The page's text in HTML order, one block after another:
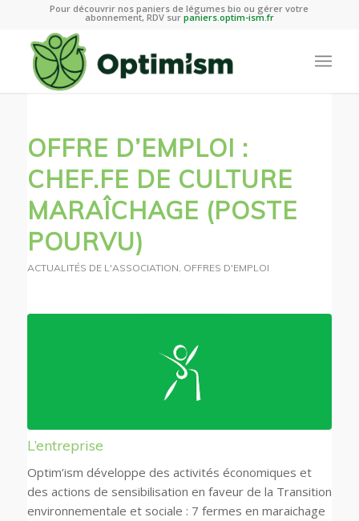
Pour découvrir nos paniers de légumes bio ou gérer votre
abonnement, RDV sur paniers.optim-ism.fr
OFFRE D’EMPLOI :
CHEF.FE DE CULTURE
MARAÎCHAGE (POSTE
POURVU)
ACTUALITÉS DE L'ASSOCIATION, OFFRES D'EMPLOI
L’entreprise
Optim’ism développe des activités économiques et
des actions de sensibilisation en faveur de la Transition
environnementale et sociale : 7 fermes en maraichage